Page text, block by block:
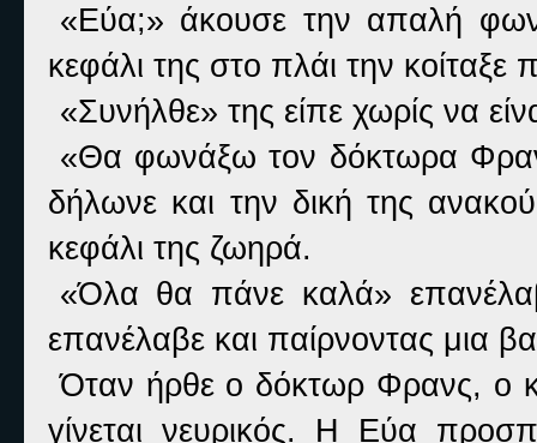
«Εύα;» άκουσε την απαλή
κεφάλι της στο πλάι την
«Συνήλθε» της είπε χωρίς να
«Θα φωνάξω τον δόκτωρα
δήλωνε και την δική της
κεφάλι της ζωηρά.
«Όλα θα πάνε καλά»
επανέλαβε και παίρνοντας μια
Όταν ήρθε ο δόκτωρ Φρανς, ο
γίνεται νευρικός. Η Εύα